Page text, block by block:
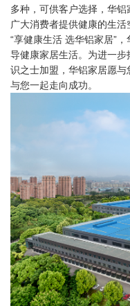
多种，可供客户选择，华
广大消费者提供健康的生活
“享健康生活 选华铝家居”
导健康家居生活。为进一
识之士加盟，华铝家居愿与
与您一起走向成功。